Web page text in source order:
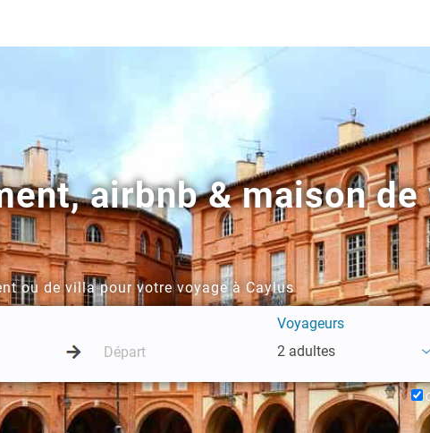
airbnb & maison de
ou de villa pour votre voyage à Caylus
Voyageurs
2 adultes